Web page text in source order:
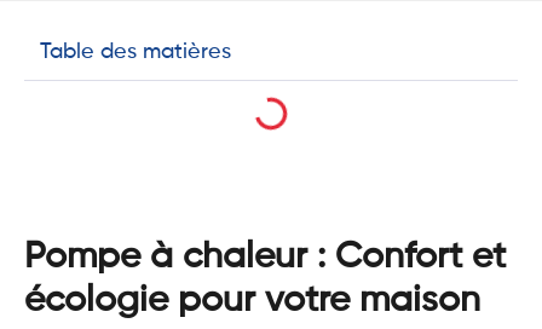
Table des matières
Pompe à chaleur : Confort et
écologie pour votre maison